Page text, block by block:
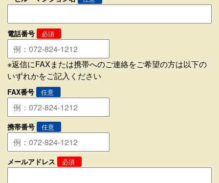
電話番号 必須
※返信にFAXまたは携帯へのご連絡をご希望の方は以下の
いずれかをご記入ください
FAX番号 任意
携帯番号 任意
メールアドレス 必須